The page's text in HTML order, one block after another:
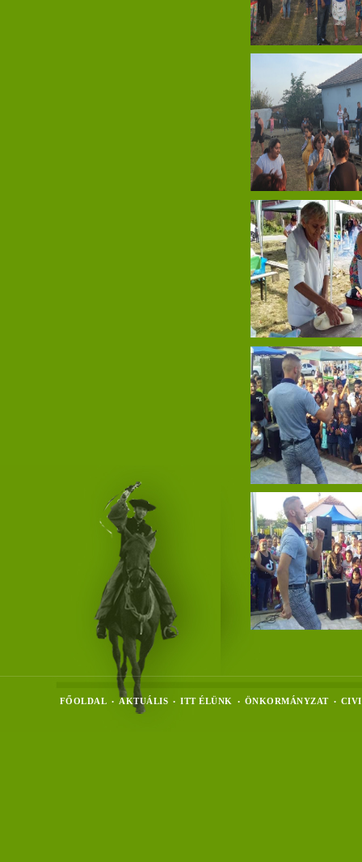
FŐOLDAL • AKTUÁLIS • ITT ÉLÜNK • ÖNKORMÁNYZAT •